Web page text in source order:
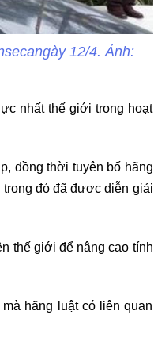
12/4. Ảnh:
nhất thế giới trong hoạt
đồng thời tuyên bố hãng
trong đó đã được diễn giải
thế giới để nâng cao tính
hãng luật có liên quan